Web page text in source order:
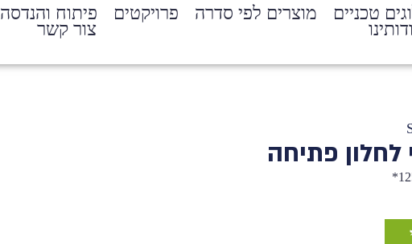
טכניים מוצרים לפי סדרה פרויקטים פיתוח והנדסה
צור קשר
לחלון פתיחה